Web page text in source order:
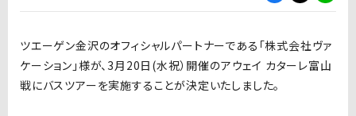
ツエーゲン金沢のオフィシャルパートナーである「株式会社ヴァ
ケーション」様が、3月20日(水祝）開催のアウェイ カターレ富山
戦にバスツアーを実施することが決定いたしました。